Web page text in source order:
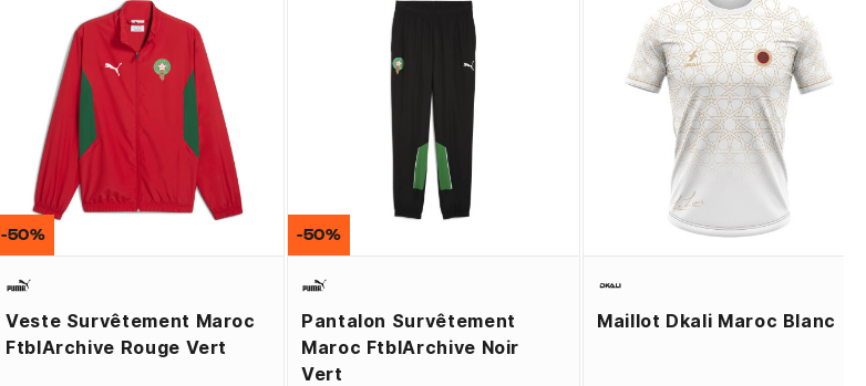
Veste Survêtement Maroc
FtblArchive Rouge Vert
-50%
Pantalon Survêtement
Maroc FtblArchive Noir
Vert
-50%
Maillot Dkali Maroc Blanc